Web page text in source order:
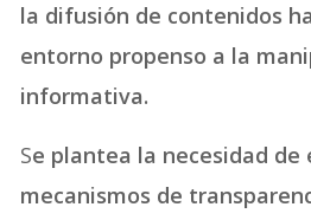
la difusión de contenidos
entorno propenso a la
informativa.
Se plantea la necesidad de
mecanismos de